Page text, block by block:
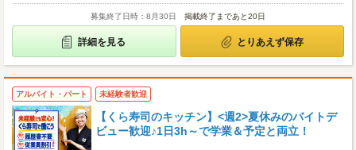
募集終了日時：8月30日 掲載終了まであと20日
詳細を見る とりあえず保存
アルバイト・パート 未経験者歓迎
【くら寿司のキッチン】<週2>夏休みのバイトデ
ビュー歓迎♪1日3h～で学業＆予定と両立！